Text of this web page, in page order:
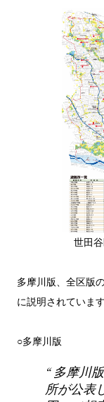
世田
多摩川版、全区版
に説明されていま
○多摩川版
多摩川
所が公表